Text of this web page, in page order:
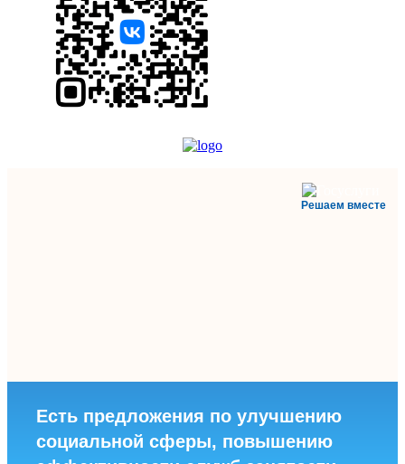
Решаем вместе
Есть предложения по улучшению
социальной сферы, повышению